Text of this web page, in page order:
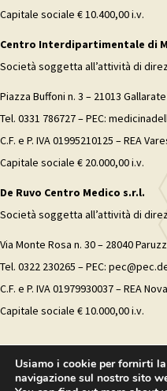
Capitale sociale € 10.400,00 i.v.
Centro Interdipartimentale di
Società soggetta all’attività di
Piazza Buffoni n. 3 – 21013 Gallarate
Tel. 0331 786727 – PEC:
C.F. e P. IVA 01995210125 – REA
Capitale sociale € 20.000,00 i.v.
De Ruvo Centro Medico s.r.l.
Società soggetta all’attività di
Via Monte Rosa n. 30 – 28040
Tel. 0322 230265 – PEC:
C.F. e P. IVA 01979930037 – REA
Capitale sociale € 10.000,00 i.v.
Usiamo i cookie per fornirti
navigazione sul nostro sito